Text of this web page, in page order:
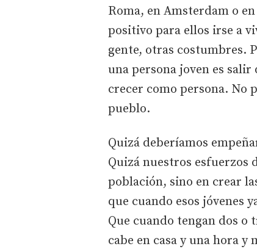
Roma, en Amsterdam o
positivo para ellos irse a
gente, otras costumbres.
una persona joven es
crecer como persona. No
pueblo.
Quizá deberíamos
Quizá nuestros esfuerzos
población, sino en crear
que cuando esos jóvenes
Que cuando tengan dos
cabe en casa y una hora